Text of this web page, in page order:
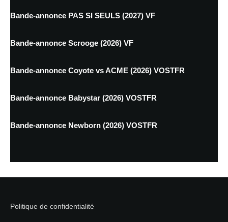
Bande-annonce PAS SI SEULS (2027) VF
Bande-annonce Scrooge (2026) VF
Bande-annonce Coyote vs ACME (2026) VOSTFR
Bande-annonce Babystar (2026) VOSTFR
Bande-annonce Newborn (2026) VOSTFR
Politique de confidentialité